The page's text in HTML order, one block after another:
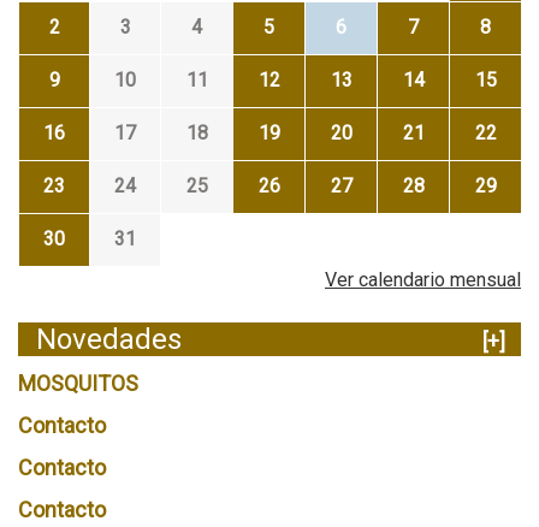
2 3 4 5 6 7 8
9 10 11 12 13 14 15
16 17 18 19 20 21 22
23 24 25 26 27 28 29
30
31
Ver calendario mensual
Novedades
[+]
MOSQUITOS
Contacto
Contacto
Contacto